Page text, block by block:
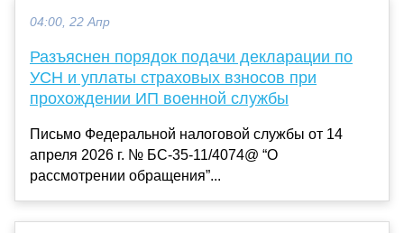
04:00, 22 Апр
Разъяснен порядок подачи декларации по
УСН и уплаты страховых взносов при
прохождении ИП военной службы
Письмо Федеральной налоговой службы от 14
апреля 2026 г. № БС-35-11/4074@ “О
рассмотрении обращения”...